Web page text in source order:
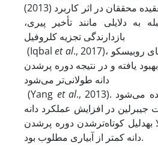
محققان در اثر کاربرد
به دلایلی مانند تأخیر پیری،
بازدارندگی تجزیه کلروفیل
(Iqbal et al., 2017)، افزایش فعالیت آنزیم‌های روبیسکو
یافته و در نتیجه دوره پر شدن
دانه طولانی‌تر می‌شود
(Yang et al
می‌شود
جیبرلین در افزایش عملکرد دانه
دلیل کوتاه‌تر شدن دوره پر شدن
دانه کمتر از آبیاری مطلوب بود.